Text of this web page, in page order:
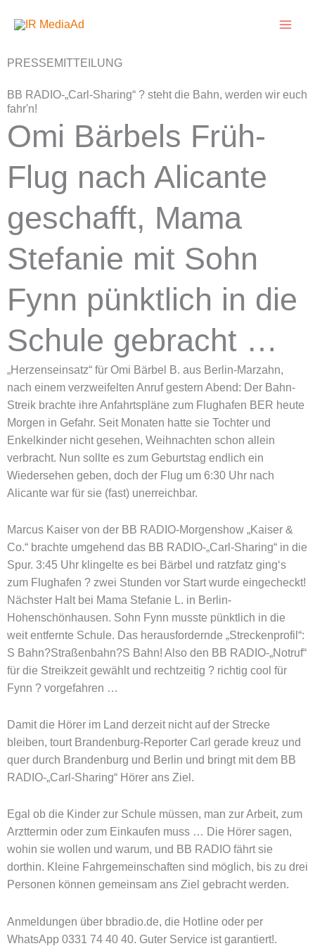
Inhalt
PRESSEMITTEILUNG
BB RADIO-„Carl-Sharing“ ? steht die Bahn, werden wir euch
fahr'n!
Omi Bärbels Früh-
Flug nach Alicante
geschafft, Mama
Stefanie mit Sohn
Fynn pünktlich in die
Schule gebracht …
„Herzenseinsatz“ für Omi Bärbel B. aus Berlin-Marzahn,
nach einem verzweifelten Anruf gestern Abend: Der Bahn-
Streik brachte ihre Anfahrtspläne zum Flughafen BER heute
Morgen in Gefahr. Seit Monaten hatte sie Tochter und
Enkelkinder nicht gesehen, Weihnachten schon allein
verbracht. Nun sollte es zum Geburtstag endlich ein
Wiedersehen geben, doch der Flug um 6:30 Uhr nach
Alicante war für sie (fast) unerreichbar.
Marcus Kaiser von der BB RADIO-Morgenshow „Kaiser &
Co.“ brachte umgehend das BB RADIO-„Carl-Sharing“ in die
Spur. 3:45 Uhr klingelte es bei Bärbel und ratzfatz ging‘s
zum Flughafen ? zwei Stunden vor Start wurde eingecheckt!
Nächster Halt bei Mama Stefanie L. in Berlin-
Hohenschönhausen. Sohn Fynn musste pünktlich in die
weit entfernte Schule. Das herausfordernde „Streckenprofil“:
S Bahn?Straßenbahn?S Bahn! Also den BB RADIO-„Notruf“
für die Streikzeit gewählt und rechtzeitig ? richtig cool für
Fynn ? vorgefahren …
Damit die Hörer im Land derzeit nicht auf der Strecke
bleiben, tourt Brandenburg-Reporter Carl gerade kreuz und
quer durch Brandenburg und Berlin und bringt mit dem BB
RADIO-„Carl-Sharing“ Hörer ans Ziel.
Egal ob die Kinder zur Schule müssen, man zur Arbeit, zum
Arzttermin oder zum Einkaufen muss … Die Hörer sagen,
wohin sie wollen und warum, und BB RADIO fährt sie
dorthin. Kleine Fahrgemeinschaften sind möglich, bis zu drei
Personen können gemeinsam ans Ziel gebracht werden.
Anmeldungen über bbradio.de, die Hotline oder per
WhatsApp 0331 74 40 40. Guter Service ist garantiert!.